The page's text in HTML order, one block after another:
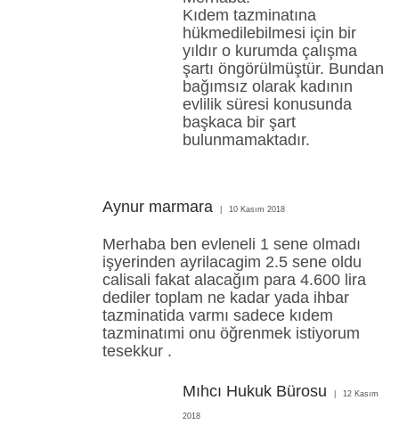
Kıdem tazminatına
hükmedilebilmesi için bir
yıldır o kurumda çalışma
şartı öngörülmüştür. Bundan
bağımsız olarak kadının
evlilik süresi konusunda
başkaca bir şart
bulunmamaktadır.
Aynur marmara 10 Kasım 2018
Merhaba ben evleneli 1 sene olmadı
işyerinden ayrilacagim 2.5 sene oldu
calisali fakat alacağım para 4.600 lira
dediler toplam ne kadar yada ihbar
tazminatida varmı sadece kıdem
tazminatımi onu öğrenmek istiyorum
tesekkur .
Mıhcı Hukuk Bürosu 12 Kasım
2018